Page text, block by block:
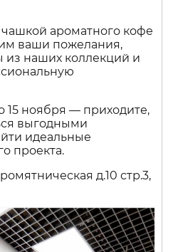
ароматного кофе
ваши пожелания,
наших коллекций и
15 ноября — приходите,
выгодными
идеальные
проекта.
д.10 стр.3,